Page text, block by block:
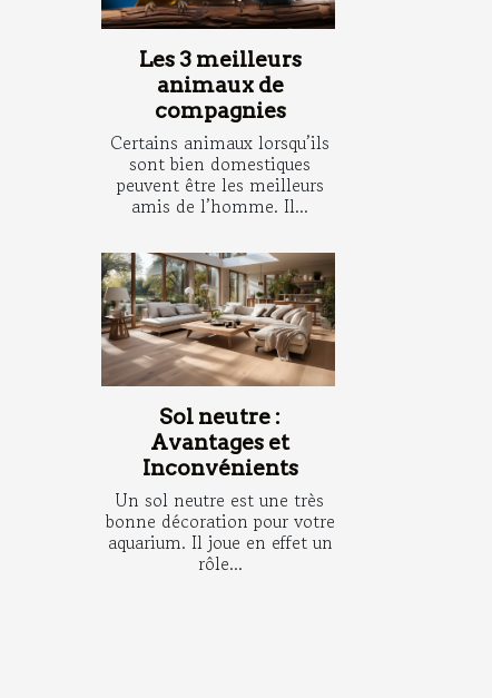
Les 3 meilleurs
animaux de
compagnies
Certains animaux lorsqu’ils
sont bien domestiques
peuvent être les meilleurs
amis de l’homme. Il...
Sol neutre :
Avantages et
Inconvénients
Un sol neutre est une très
bonne décoration pour votre
aquarium. Il joue en effet un
rôle...